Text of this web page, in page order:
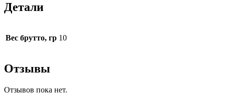
Детали
Вес брутто, гр 10
Отзывы
Отзывов пока нет.